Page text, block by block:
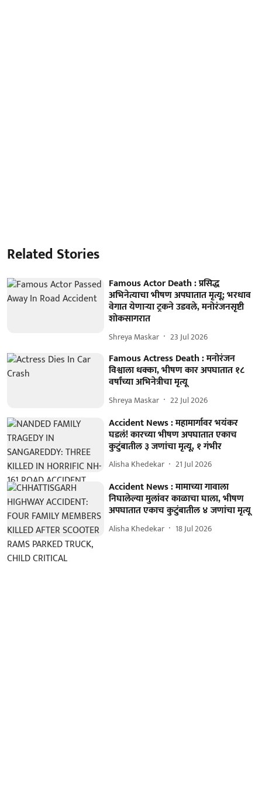
Related Stories
Famous Actor Death : प्रसिद्ध
अभिनेत्याचा भीषण अपघातात मृत्यू; भरधाव
वेगात येणाऱ्या ट्रकने उडवले, मनोरंजनसृष्टी
शोकसागरात
Shreya Maskar 23 Jul 2026
Famous Actress Death : मनोरंजन
विश्वाला धक्का, भीषण कार अपघातात १८
वर्षांच्या अभिनेत्रीचा मृत्यू
Shreya Maskar 22 Jul 2026
Accident News : महामार्गावर भयंकर
घडलं! कारच्या भीषण अपघातात एकाच
कुटुंबातील ३ जणांचा मृत्यू, १ गंभीर
Alisha Khedekar 21 Jul 2026
Accident News : मामाच्या गावाला
निघालेल्या मुलांवर काळाचा घाला, भीषण
अपघातात एकाच कुटुंबातील ४ जणांचा मृत्यू
Alisha Khedekar 18 Jul 2026